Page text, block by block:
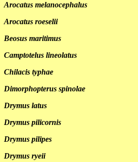
Arocatus melanocephalus
Arocatus roeselii
Beosus maritimus
Camptotelus lineolatus
Chilacis typhae
Dimorphopterus spinolae
Drymus latus
Drymus pilicornis
Drymus pilipes
Drymus ryeii